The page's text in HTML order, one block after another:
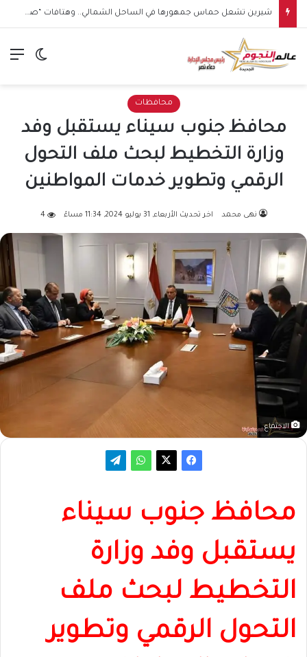
شيرين تشعل حماس جمهورها في الساحل الشمالي.. وهتافات “صوت مصر” تقابلها برد مؤثر: “كلنا صوت مصر”
الوضع
محافظات
محافظ جنوب سيناء يستقبل وفد
وزارة التخطيط لبحث ملف التحول
الرقمي وتطوير خدمات المواطنين
نهى محمد اخر تحديث الأربعاء, 31 يوليو 2024, 11:34 مساءً 4
الاجتماع
محافظ جنوب سيناء
يستقبل وفد وزارة
التخطيط لبحث ملف
التحول الرقمي وتطوير